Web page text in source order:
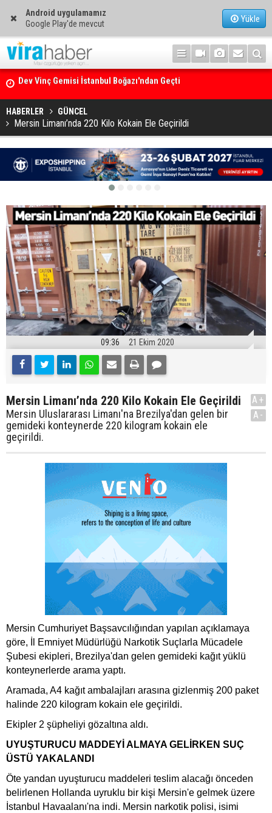
Android uygulamamız
Google Play'de mevcut
Yükle
Ege Denizi’nin En Büyük Mercan Ormanı
HABERLER GÜNCEL
Mersin Limanı’nda 220 Kilo Kokain Ele Geçirildi
09:36 21 Ekim 2020
Mersin Limanı’nda 220 Kilo Kokain Ele Geçirildi
Mersin Uluslararası Limanı'na Brezilya'dan gelen bir
gemideki konteynerde 220 kilogram kokain ele
geçirildi.
A+
A-
Mersin Cumhuriyet Başsavcılığından yapılan açıklamaya
göre, İl Emniyet Müdürlüğü Narkotik Suçlarla Mücadele
Şubesi ekipleri, Brezilya'dan gelen gemideki kağıt yüklü
konteynerlerde arama yaptı.
Aramada, A4 kağıt ambalajları arasına gizlenmiş 200 paket
halinde 220 kilogram kokain ele geçirildi.
Ekipler 2 şüpheliyi gözaltına aldı.
UYUŞTURUCU MADDEYİ ALMAYA GELİRKEN SUÇ
ÜSTÜ YAKALANDI
Öte yandan uyuşturucu maddeleri teslim alacağı önceden
belirlenen Hollanda uyruklu bir kişi Mersin'e gelmek üzere
İstanbul Havaalanı'na indi. Mersin narkotik polisi, isimi